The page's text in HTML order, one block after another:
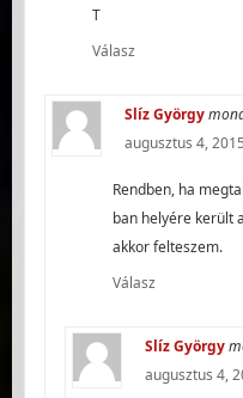
T
Válasz
Slíz György
augusztus 4,
Rendben, ha
ban helyére került
akkor felteszem.
Válasz
Slíz György
augusztus 4,